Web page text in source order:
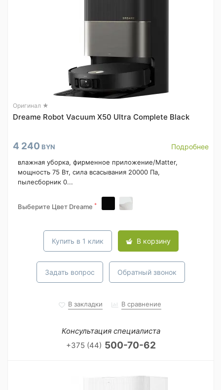
Оригинал ★
Dreame Robot Vacuum X50 Ultra Complete Black
4 240 BYN Подробнее
влажная уборка, фирменное приложение/Matter,
мощность 75 Вт, сила всасывания 20000 Па,
пылесборник 0...
Выберите Цвет Dreame *
Купить в 1 клик В корзину
Задать вопрос Обратный звонок
В закладки В сравнение
Консультация специалиста
+375 (44) 500-70-62